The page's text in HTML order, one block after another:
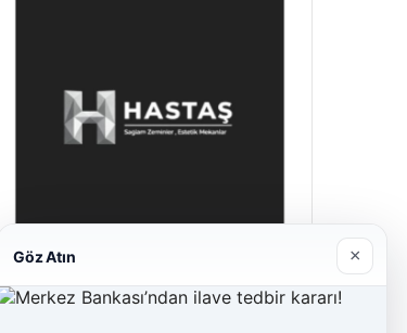
Enes Kaplan Avukatlık Bürosu
Göz Atın ×